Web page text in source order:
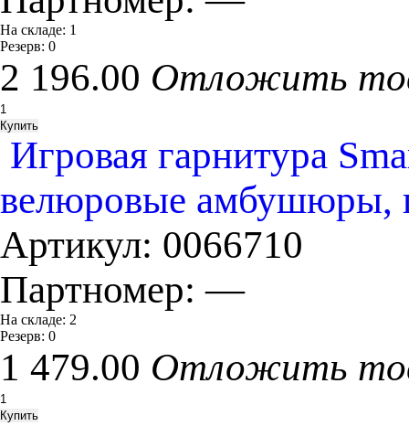
На складе: 1
Резерв: 0
2 196.00 Отложить
Игровая гарнитура
велюровые амбушюры,
Артикул: 0066710
Партномер:—
На складе: 2
Резерв: 0
1 479.00 Отложить